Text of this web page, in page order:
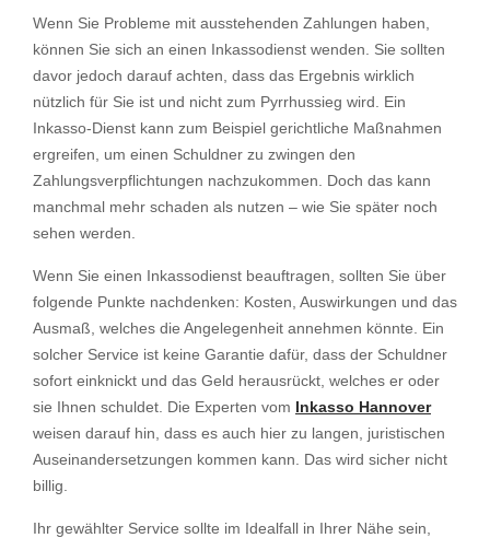
Wenn Sie Probleme mit ausstehenden Zahlungen haben,
können Sie sich an einen Inkassodienst wenden. Sie sollten
davor jedoch darauf achten, dass das Ergebnis wirklich
nützlich für Sie ist und nicht zum Pyrrhussieg wird. Ein
Inkasso-Dienst kann zum Beispiel gerichtliche Maßnahmen
ergreifen, um einen Schuldner zu zwingen den
Zahlungsverpflichtungen nachzukommen. Doch das kann
manchmal mehr schaden als nutzen – wie Sie später noch
sehen werden.
Wenn Sie einen Inkassodienst beauftragen, sollten Sie über
folgende Punkte nachdenken: Kosten, Auswirkungen und das
Ausmaß, welches die Angelegenheit annehmen könnte. Ein
solcher Service ist keine Garantie dafür, dass der Schuldner
sofort einknickt und das Geld herausrückt, welches er oder
sie Ihnen schuldet. Die Experten vom Inkasso Hannover
weisen darauf hin, dass es auch hier zu langen, juristischen
Auseinandersetzungen kommen kann. Das wird sicher nicht
billig.
Ihr gewählter Service sollte im Idealfall in Ihrer Nähe sein,